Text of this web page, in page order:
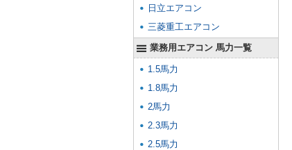
日立エアコン
三菱重工エアコン
業務用エアコン 馬力一覧
1.5馬力
1.8馬力
2馬力
2.3馬力
2.5馬力